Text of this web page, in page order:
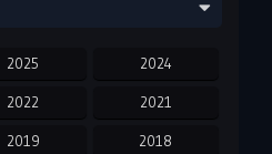
2025 2024
2022 2021
2019 2018